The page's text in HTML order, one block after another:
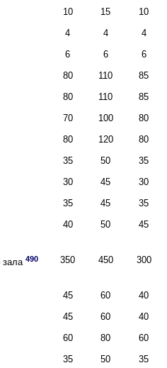
10 15 10
4 4 4
6 6 6
80 110 85
80 110 85
70 100 80
80 120 80
35 50 35
30 45 30
35 45 35
40 50
45
зала 490 350 450 300
45 60 40
45 60 40
60 80 60
35 50 35